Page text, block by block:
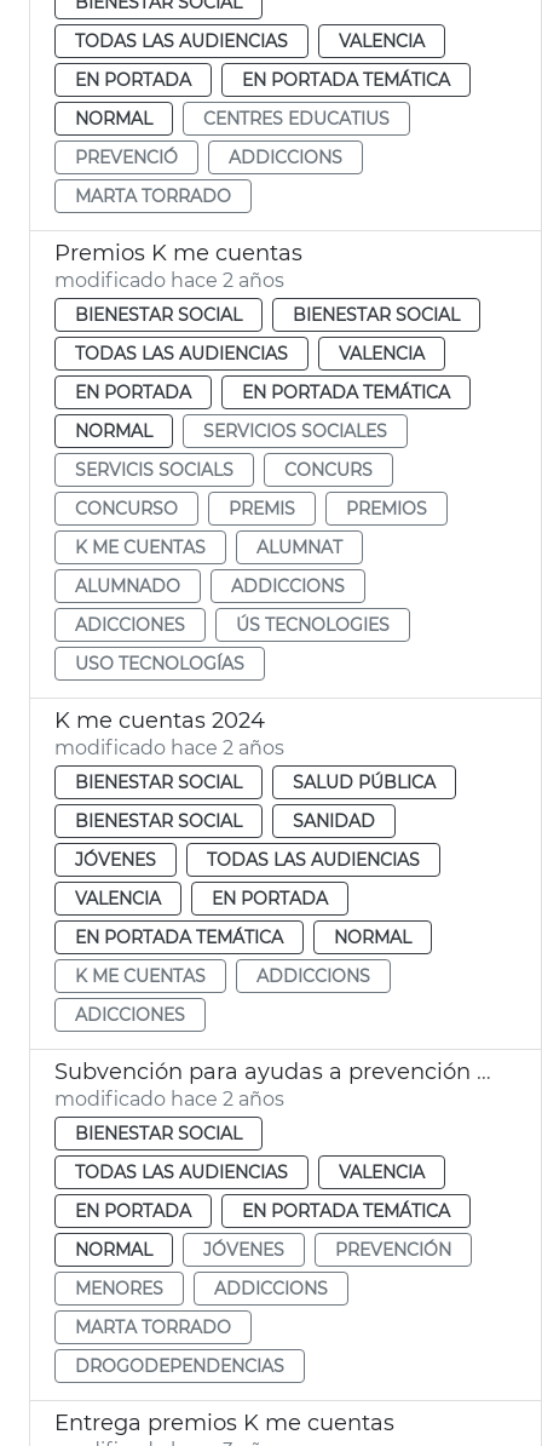
TODAS LAS AUDIENCIAS
VALENCIA
EN PORTADA
EN PORTADA TEMÁTICA
NORMAL
CENTRES EDUCATIUS
PREVENCIÓ
ADDICCIONS
MARTA TORRADO
Premios K me cuentas
modificado hace 2 años
BIENESTAR SOCIAL
BIENESTAR SOCIAL
TODAS LAS AUDIENCIAS
VALENCIA
EN PORTADA
EN PORTADA TEMÁTICA
NORMAL
SERVICIOS SOCIALES
SERVICIS SOCIALS
CONCURS
CONCURSO
PREMIS
PREMIOS
K ME CUENTAS
ALUMNAT
ALUMNADO
ADDICCIONS
ADICCIONES
ÚS TECNOLOGIES
USO TECNOLOGÍAS
K me cuentas 2024
modificado hace 2 años
BIENESTAR SOCIAL
SALUD PÚBLICA
BIENESTAR SOCIAL
SANIDAD
JÓVENES
TODAS LAS AUDIENCIAS
VALENCIA
EN PORTADA
EN PORTADA TEMÁTICA
NORMAL
K ME CUENTAS
ADDICCIONS
ADICCIONES
Subvención para ayudas a prevención drogodependencias en menores
modificado hace 2 años
BIENESTAR SOCIAL
TODAS LAS AUDIENCIAS
VALENCIA
EN PORTADA
EN PORTADA TEMÁTICA
NORMAL
JÓVENES
PREVENCIÓN
MENORES
ADDICCIONS
MARTA TORRADO
DROGODEPENDENCIAS
Entrega premios K me cuentas